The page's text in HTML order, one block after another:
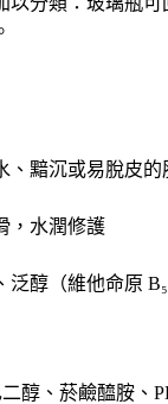
、黯沉或易脫皮的
，水潤修護
醇（維他命原 B₅
醇、菸鹼醯胺、